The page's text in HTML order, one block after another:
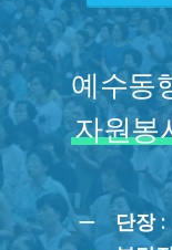
예수동
자원봉
단장 :